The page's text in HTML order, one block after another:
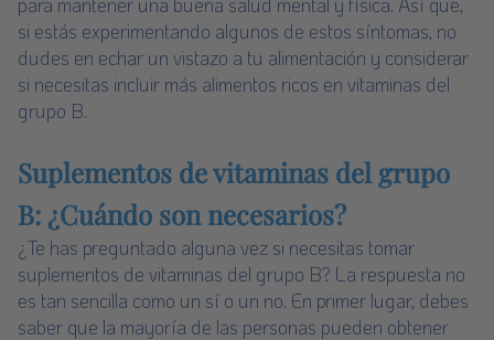
si estás experimentando algunos de estos síntomas, no
dudes en echar un vistazo a tu alimentación y considerar
si necesitas incluir más alimentos ricos en vitaminas del
grupo B.
Suplementos de vitaminas del grupo
B: ¿Cuándo son necesarios?
¿Te has preguntado alguna vez si necesitas tomar
suplementos de vitaminas del grupo B? La respuesta no
es tan sencilla como un sí o un no. En primer lugar, debes
saber que la mayoría de las personas pueden obtener